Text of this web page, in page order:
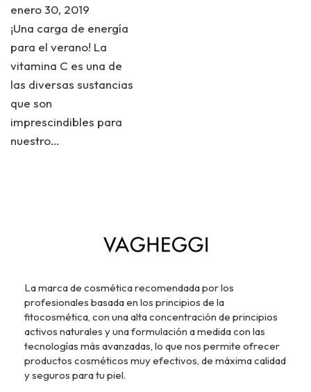
enero 30, 2019
¡Una carga de energía
para el verano! La
vitamina C es una de
las diversas sustancias
que son
imprescindibles para
nuestro…
La marca de cosmética recomendada por los
profesionales basada en los principios de la
fitocosmética, con una alta concentración de principios
activos naturales y una formulación a medida con las
tecnologías más avanzadas, lo que nos permite ofrecer
productos cosméticos muy efectivos, de máxima calidad
y seguros para tu piel.